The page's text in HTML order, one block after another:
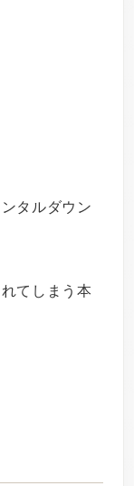
タルダウン
てしまう本